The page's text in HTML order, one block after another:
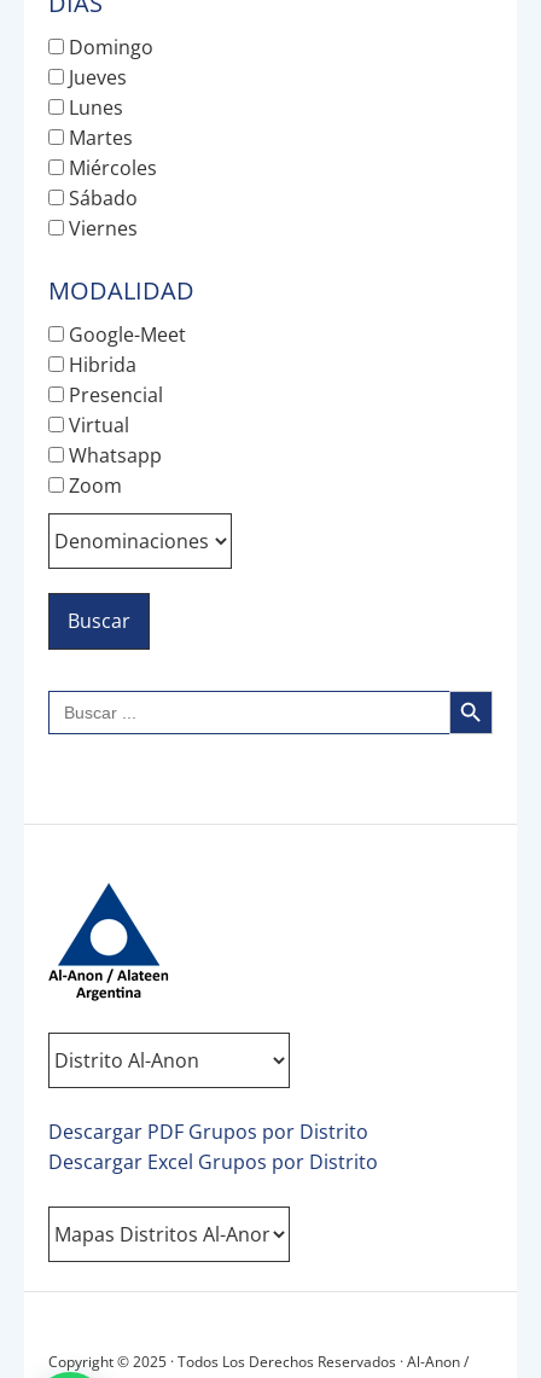
Domingo
Jueves
Lunes
Martes
Miércoles
Sábado
Viernes
MODALIDAD
Google-Meet
Hibrida
Presencial
Virtual
Whatsapp
Zoom
Buscar: Botón de búsqueda
Descargar PDF Grupos por Distrito
Descargar Excel Grupos por Distrito
Copyright © 2025 · Todos Los Derechos Reservados · Al-Anon /